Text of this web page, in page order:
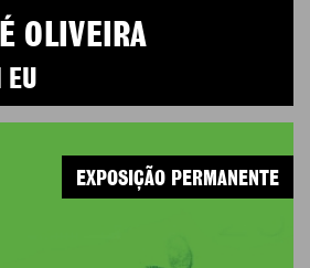
OLIVEIRA
EU
EXPOSIÇÃO PERMANENTE